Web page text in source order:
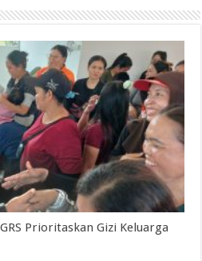
Prioritaskan Gizi Keluarga